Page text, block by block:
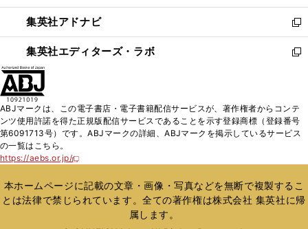
開
く
ウ
で
開
く
ン
ド
ウ
で
ウ
ィ
ン
ド
く
集英社アドナビ
新
し
い
ド
ウ
で
集英社エディターズ・ラボ
新
ィ
ン
開
く
ABJマークは、この電子書店・電子書籍配信サービスが、著作権者からコンテ
ンツ使用許諾を得た正規版配信サービスであることを示す登録商標（登録番号
第6091713号）です。ABJマークの詳細、ABJマークを掲示しているサービス
の一覧はこちら。
https://aebs.or.jp/
新
い
ウ
ィ
本ホームページに記載の文章・画像・写真などを無断で複製するこ
とは法律で禁じられています。全ての著作権は株式会社 集英社に帰
属します。